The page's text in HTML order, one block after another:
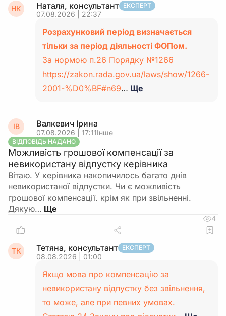
НК Наталя, консультант ЕКСПЕРТ
07.08.2026 | 22:37
Розрахунковий період визначається
тільки за період діяльності ФОПом.
За нормою п.26 Порядку №1266
https://zakon.rada.gov.ua/laws/show/1266-
2001-%D0%BF#n69… Ще
ІВ Валкевич Ірина
07.08.2026 | 17:11Інше
ВІДПОВІДЬ НАДАНО
Можливість грошової компенсації за
невикористану відпустку керівника
Вітаю. У керівника накопичилось багато днів
невикористаної відпустки. Чи є можливість
грошової компенсації. крім як при звільненні.
Дякую…
4
ТК Тетяна, консультант ЕКСПЕРТ
08.08.2026 | 01:00
Якщо мова про компенсацію за
невикористану відпустку без звільнення,
то може, але при певних умовах.